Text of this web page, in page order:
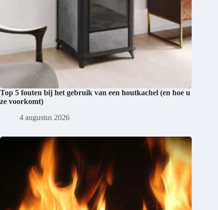
Top 5 fouten bij het gebruik van een houtkachel (en hoe u
ze voorkomt)
4 augustus 2026